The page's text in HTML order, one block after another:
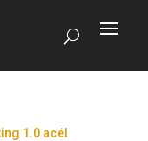
1.0 acél